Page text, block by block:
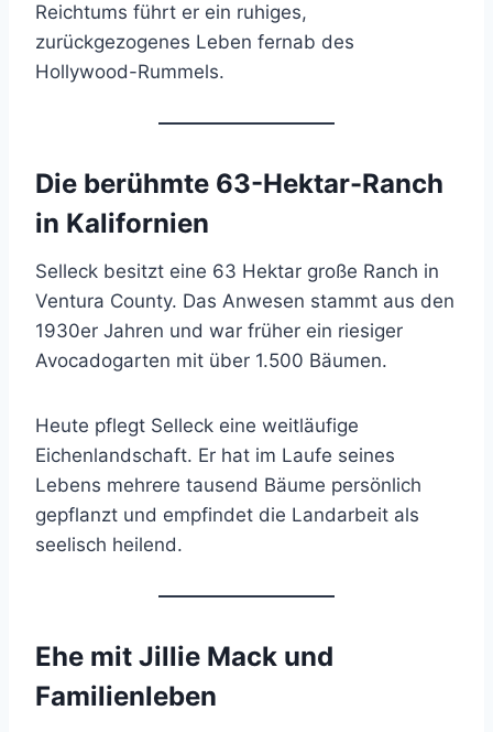
Reichtums führt er ein ruhiges,
zurückgezogenes Leben fernab des
Hollywood-Rummels.
Die berühmte 63-Hektar-Ranch
in Kalifornien
Selleck besitzt eine 63 Hektar große Ranch in
Ventura County. Das Anwesen stammt aus den
1930er Jahren und war früher ein riesiger
Avocadogarten mit über 1.500 Bäumen.
Heute pflegt Selleck eine weitläufige
Eichenlandschaft. Er hat im Laufe seines
Lebens mehrere tausend Bäume persönlich
gepflanzt und empfindet die Landarbeit als
seelisch heilend.
Ehe mit Jillie Mack und
Familienleben